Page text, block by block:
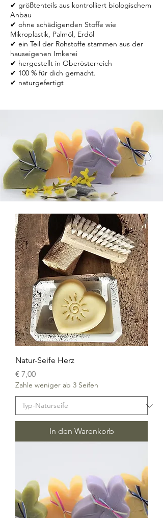
✔︎ größtenteils aus kontrolliert biologischem
Anbau
✔︎ ohne schädigenden Stoffe wie
Mikroplastik, Palmöl, Erdöl
✔︎ ein Teil der Rohstoffe stammen aus der
hauseigenen Imkerei
✔︎ hergestellt in Oberösterreich
✔︎ 100 % für dich gemacht.
✔︎ naturgefertigt
Natur-Seife Herz
Preis
€ 7,00
Zahle weniger ab 3 Seifen
In den Warenkorb